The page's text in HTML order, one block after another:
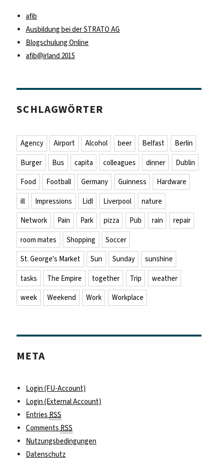
afib
Ausbildung bei der STRATO AG
Blogschulung Online
afib@irland 2015
SCHLAGWÖRTER
Agency Airport Alcohol beer Belfast
Berlin
Burger
Bus capita colleagues dinner
Dublin
Food
Football Germany Guinness
Hardware
ill
Impressions Lidl Liverpool
nature
Network
Pain Park pizza Pub rain
repair
room mates
Shopping
Soccer
St. George's Market
Sun Sunday
sunshine
tasks
The Empire together Trip
weather
week
Weekend Work Workplace
META
Login (FU-Account)
Login (External Account)
Entries RSS
Comments RSS
Nutzungsbedingungen
Datenschutz